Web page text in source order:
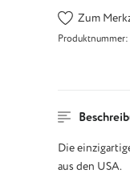
Zum
Produktnummer:
Die
aus den USA.